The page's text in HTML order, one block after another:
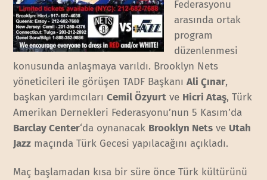
Federasyonu
arasında ortak
program
düzenlenmesi
konusunda anlaşmaya varıldı. Brooklyn Nets
yöneticileri ile görüşen TADF BaşkanıAli Çınar,
başkan yardımcılarıCemil Özyurt ve Hicri Ataş, Türk
Amerikan Dernekleri Federasyonu’nun 5 Kasım’da
Barclay Center‘da oynanacak Brooklyn Nets ve Utah
Jazz maçında Türk Gecesi yapılacağını açıkladı.
Maç başlamadan kısa bir süre önce Türk kültürünü